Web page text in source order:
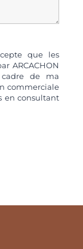
que les
ARCACHON
cadre de ma
commerciale
en consultant